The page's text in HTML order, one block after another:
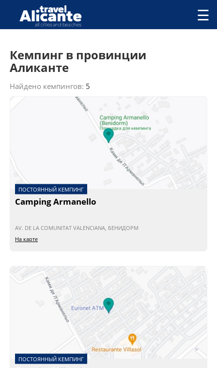
Перейти к основному содержанию
СПРАВОЧНАЯ
ПИТАНИЕ
ПЛЯЖИ
ДОСТОПРИМЕЧАТЕЛЬНОСТИ
КОМАРКИ (РАЙОНЫ)
ПРЕДЛОЖЕНИЯ
СТАТЬИ
УСЛУГИ
☰
Кемпинг в провинции
Аликанте
Найдено кемпингов: 5
ПОСТОЯННЫЙ КЕМПИНГ
Camping Armanello
AV. DE LA COMUNITAT VALENCIANA, БЕНИДОРМ
На карте
ПОСТОЯННЫЙ КЕМПИНГ